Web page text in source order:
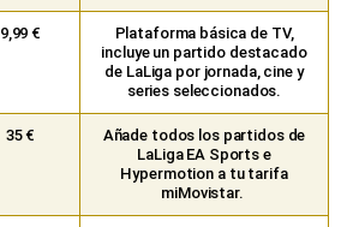
9,99 €
Plataforma básica de TV,
incluye un partido destacado
de LaLiga por jornada, cine y
series seleccionados.​
35 €
Añade todos los partidos de
LaLiga EA Sports e
Hypermotion a tu tarifa
miMovistar. ​